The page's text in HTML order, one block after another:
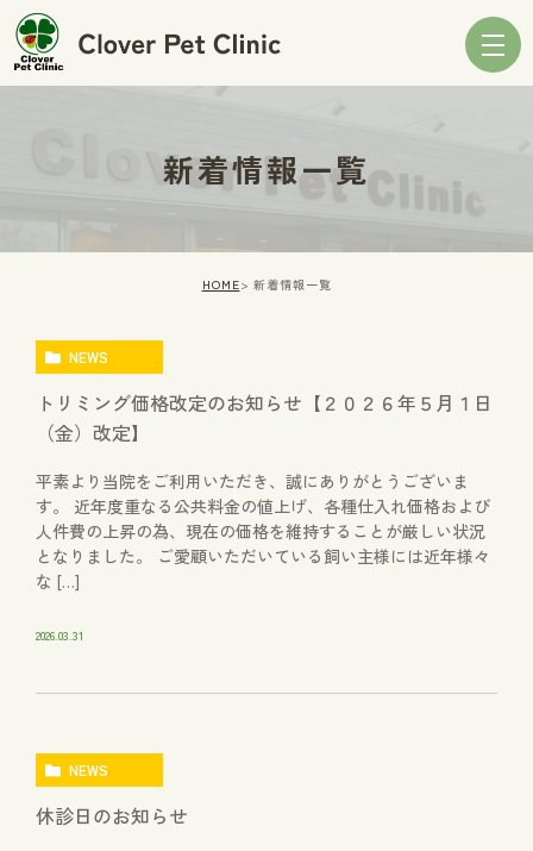
新着情報一覧
HOME 新着情報一覧
NEWS
トリミング価格改定のお知らせ【２０２６年５月１日
（金）改定】
平素より当院をご利用いただき、誠にありがとうございま
す。 近年度重なる公共料金の値上げ、各種仕入れ価格および
人件費の上昇の為、現在の価格を維持することが厳しい状況
となりました。 ご愛顧いただいている飼い主様には近年様々
な […]
2026.03.31
NEWS
休診日のお知らせ